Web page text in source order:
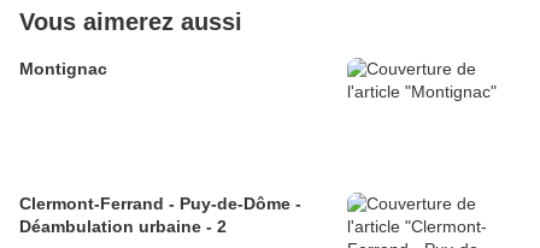
Vous aimerez aussi
Montignac
Clermont-Ferrand - Puy-de-Dôme -
Déambulation urbaine - 2